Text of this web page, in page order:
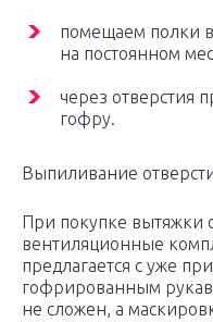
помещаем полки
на постоянном
через отверстия
гофру.
Выпиливание
При покупке вытяжки
вентиляционные
предлагается с уже
гофрированным
не сложен, а